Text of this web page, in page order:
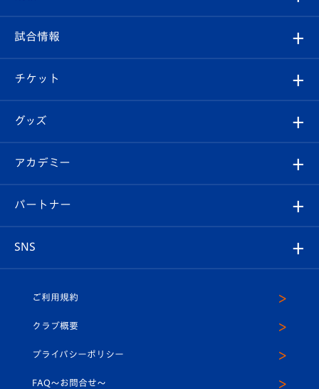
クラブ
試合情報
チケット
イベント
メディア
ホームタウン
クラブ概要
エンブレム紹介
スタッフプロフィール
マスコット紹介
平和祈念活動
観戦ルール
はじめての観戦ガイド
Revive Team
ヴィヴィくんの長崎おもてなしガイド
試合情報
試合日程/結果
フォトギャラリー
スタジアムグルメ
チケット
チケット
V-LOVERS（ファンクラブ）
プレイヤーズスイート
グッズ
オンラインショップ
店舗情報
アカデミー
育成からのお知らせ
U-18
スクール
パートナー
SNS
ヴィヴィくんインスタグラム
公式LINE＠
ご利用規約
クラブ概要
プライバシーポリシー
FAQ〜お問合せ〜